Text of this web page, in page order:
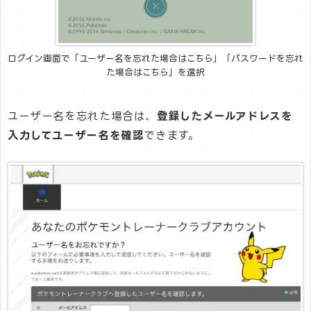
ログイン画面で「ユーザー名を忘れた場合はこちら」「パスワードを忘れ
た場合はこちら」を選択
ユーザー名を忘れた場合は、登録したメールアドレスを
入力してユーザー名を確認できます。